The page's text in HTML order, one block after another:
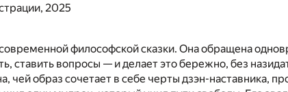
2025
философской сказки. Она обращена
ставить вопросы — и делает это бережно, без
чей образ сочетает в себе черты дзэн-наставника,